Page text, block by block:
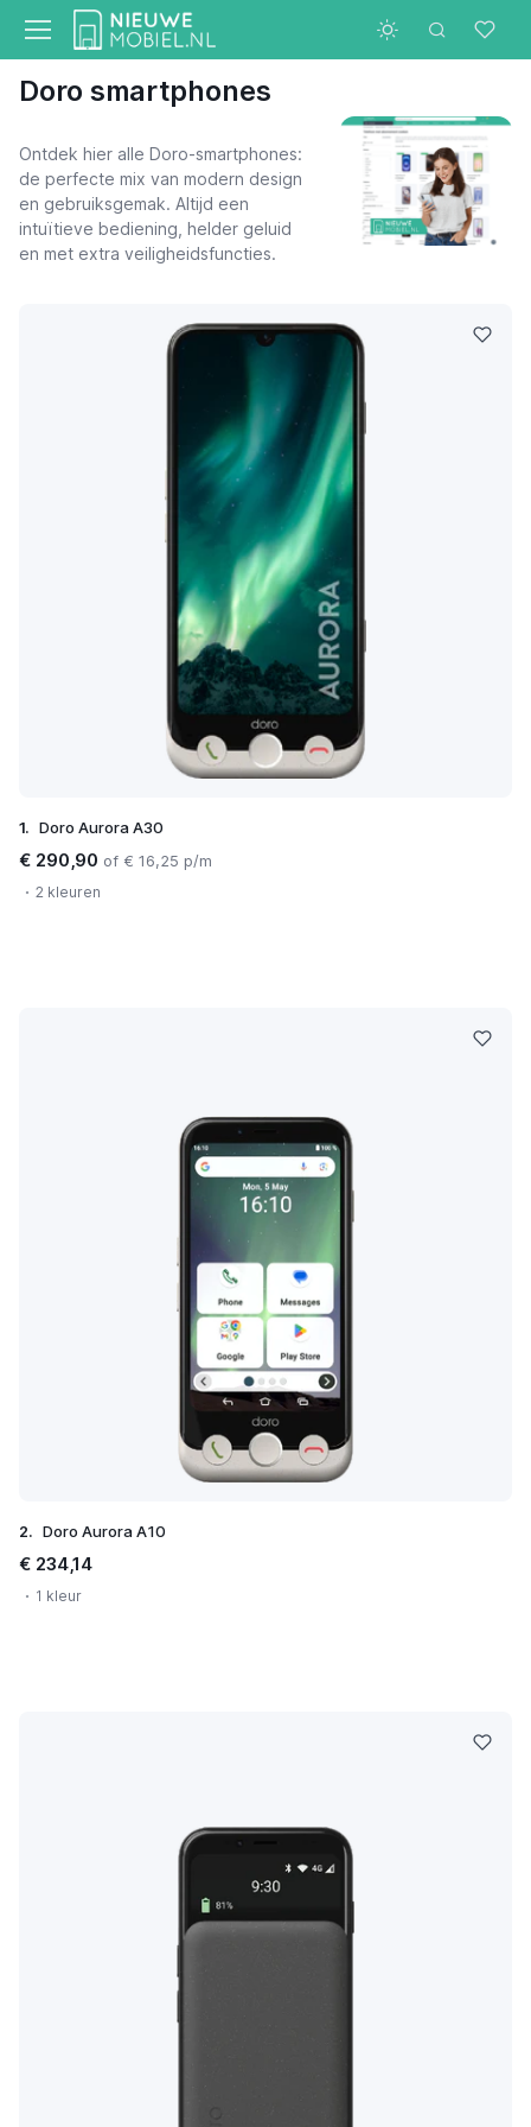
Doro smartphones
Ontdek hier alle Doro-smartphones:
de perfecte mix van modern design
en gebruiksgemak. Altijd een
intuïtieve bediening, helder geluid
en met extra veiligheidsfuncties.
1. Doro Aurora A30
€ 290,90 of € 16,25 p/m
2 kleuren
2. Doro Aurora A10
€ 234,14
1 kleur